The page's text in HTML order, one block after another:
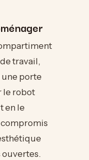
travail,
porte
le robot
en le
compromis